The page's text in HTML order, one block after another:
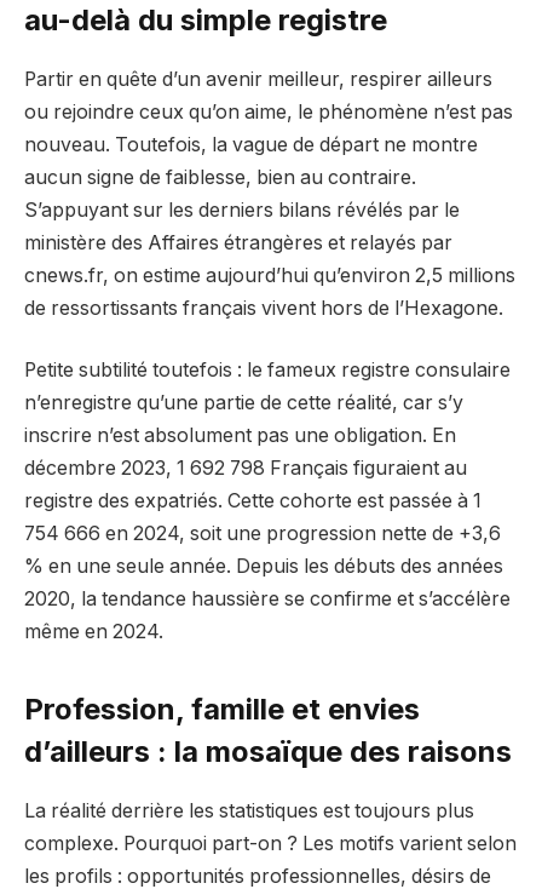
au-delà du simple registre
Partir en quête d’un avenir meilleur, respirer ailleurs
ou rejoindre ceux qu’on aime, le phénomène n’est pas
nouveau. Toutefois, la vague de départ ne montre
aucun signe de faiblesse, bien au contraire.
S’appuyant sur les derniers bilans révélés par le
ministère des Affaires étrangères et relayés par
cnews.fr, on estime aujourd’hui qu’environ 2,5 millions
de ressortissants français vivent hors de l’Hexagone.
Petite subtilité toutefois : le fameux registre consulaire
n’enregistre qu’une partie de cette réalité, car s’y
inscrire n’est absolument pas une obligation. En
décembre 2023, 1 692 798 Français figuraient au
registre des expatriés. Cette cohorte est passée à 1
754 666 en 2024, soit une progression nette de +3,6
% en une seule année. Depuis les débuts des années
2020, la tendance haussière se confirme et s’accélère
même en 2024.
Profession, famille et envies
d’ailleurs : la mosaïque des raisons
La réalité derrière les statistiques est toujours plus
complexe. Pourquoi part-on ? Les motifs varient selon
les profils : opportunités professionnelles, désirs de